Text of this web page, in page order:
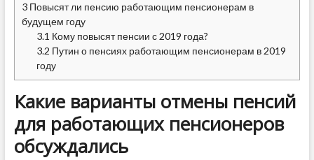
3Повысят ли пенсию работающим пенсионерам в
будущем году
3.1 Кому повысят пенсии с 2019 года?
3.2 Путин о пенсиях работающим пенсионерам в 2019
году
Какие варианты отмены пенсий
для работающих пенсионеров
обсуждались